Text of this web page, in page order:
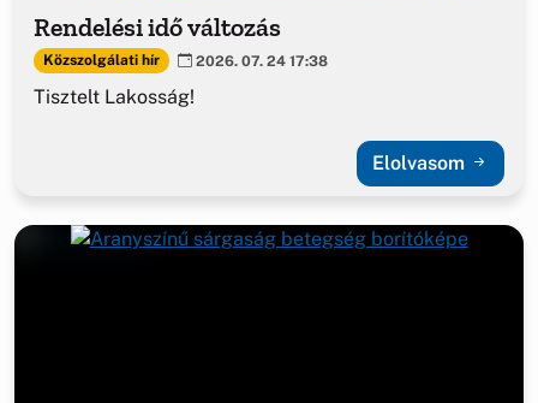
Rendelési idő változás
Közszolgálati hír 2026. 07. 24 17:38
Tisztelt Lakosság!
Elolvasom